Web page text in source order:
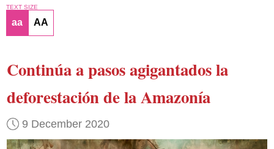
TEXT SIZE
aa AA
Continúa a pasos agigantados la
deforestación de la Amazonía
9 December 2020